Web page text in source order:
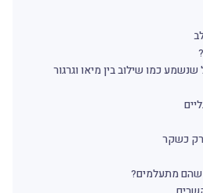
כמו שילוב בין מיאו וגרגור
שהם מתעלמים?